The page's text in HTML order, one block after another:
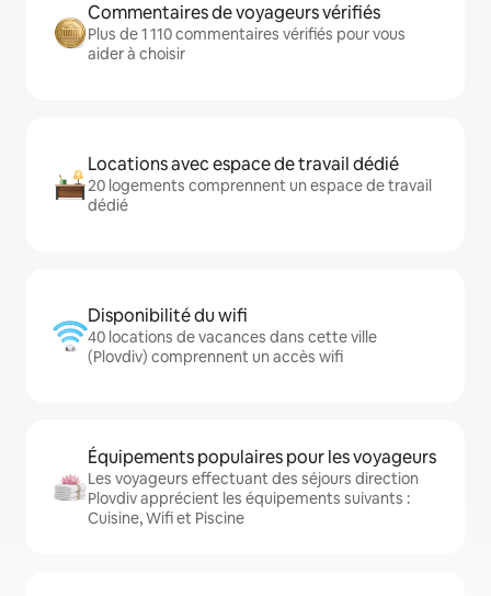
Commentaires de voyageurs vérifiés
Plus de 1 110 commentaires vérifiés pour vous
aider à choisir
Locations avec espace de travail dédié
20 logements comprennent un espace de travail
dédié
Disponibilité du wifi
40 locations de vacances dans cette ville
(Plovdiv) comprennent un accès wifi
Équipements populaires pour les voyageurs
Les voyageurs effectuant des séjours direction
Plovdiv apprécient les équipements suivants :
Cuisine, Wifi et Piscine